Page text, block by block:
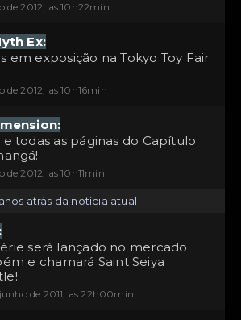
de 2012, as 10h22min
Ex:
em exposição na Tokyo Toy Fair
de 2012, as 10h16min
e todas as páginas do Capítulo
de 2012, as 10h11min
anos atrás da notícia atual
será lançado no mercado
e chamará Saint Seiya
de 2011, as 22h00min